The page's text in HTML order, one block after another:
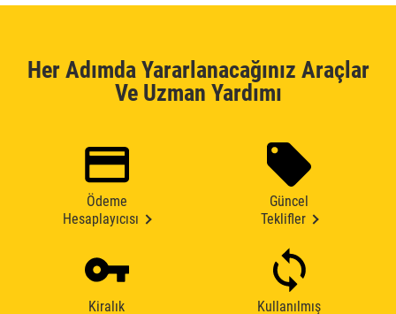
Her Adımda Yararlanacağınız Araçlar
Ve Uzman Yardımı
Ödeme
Hesaplayıcısı
Güncel
Teklifler
Kiralık Kullanılmış